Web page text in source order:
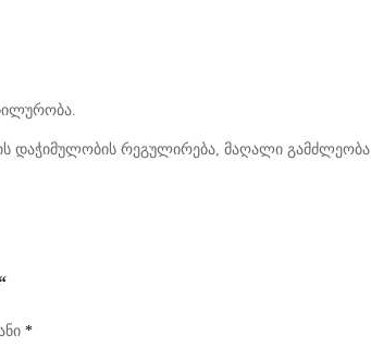
დაჭიმულობის რეგულირება, მაღალი გამძლეობა.
*